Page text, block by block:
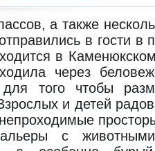
а также
в гости в
в
через
того чтобы
и детей
с